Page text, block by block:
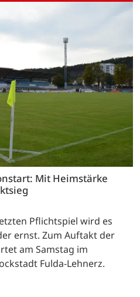
Mit Heimstärke
Pflichtspiel wird es
ernst. Zum Auftakt der
am Samstag im
Fulda-Lehnerz.